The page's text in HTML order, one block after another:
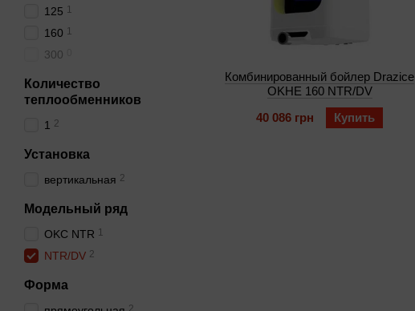
Комбинированный бойлер Drazice
OKHE 160 NTR/DV
40 086 грн
Купить
125 1
160 1
300
Количество
теплообменников
1 2
Установка
вертикальная 2
Модельный ряд
OKC NTR 1
NTR/DV 2
Форма
2